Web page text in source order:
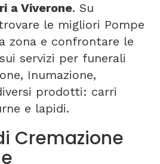
a Viverone. Su
le migliori Pompe
zona e confrontare le
servizi per funerali
Inumazione,
prodotti: carri
e lapidi.
Cremazione